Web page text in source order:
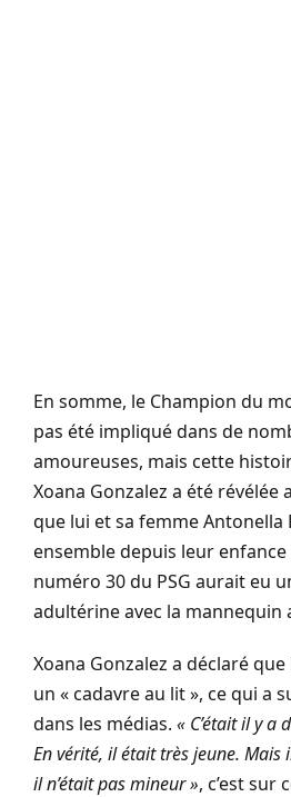
En somme, le Champion du
pas été impliqué dans de
amoureuses, mais cette
Xoana Gonzalez a été révélée
que lui et sa femme Antonella
ensemble depuis leur
numéro 30 du PSG aurait eu
adultérine avec la mannequin
Xoana Gonzalez a déclaré
un « cadavre au lit », ce qui a
dans les médias. « C’était il y a
En vérité, il était très jeune. Mais
il n’était pas mineur », c’est sur